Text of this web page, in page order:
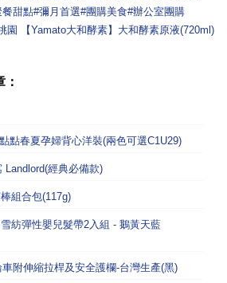
甜點#彌月首選#團購美食#辦公室團購
園 【Yamato大和酵素】大和酵素原液(720ml)
點春夏孕婦背心洋裝(兩色可選C1U29)
Landlord(經典必備款)
組合包(117g)
紡彈性嬰兒髮帶2入組 - 鵝黃天藍
車附伸縮拉桿及安全護欄-台灣生產(黑)